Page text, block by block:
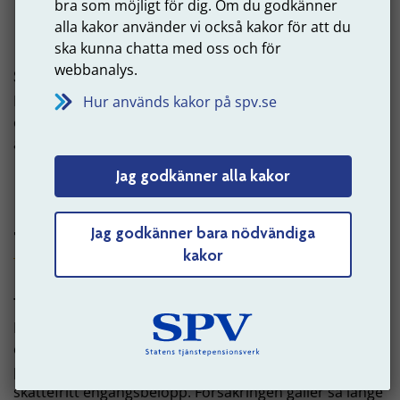
bra som möjligt för dig. Om du godkänner
alla kakor använder vi också kakor för att du
ska kunna chatta med oss och för
webbanalys.
Hur används kakor på spv.se
Jag godkänner alla kakor
Jag godkänner bara nödvändiga
kakor
socialförsäkringsförmåner
Det är pengar som Försäkringskassan betalar ut, till
exempel sjupenning, sjukersättning och
arbetsskadelivränta.
Försäkringskassans webbplats
T
tjänstegrupplivförsäkring (TGL)
Det är ett ekonomiskt skydd för den som är anställd
och som innebär att den anställdas familj kan få
pengar om hen dör. Pengarna betalas ut som ett
skattefritt engångsbelopp. Försäkringen gäller så länge